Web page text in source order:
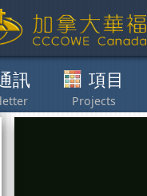
項目 期刋